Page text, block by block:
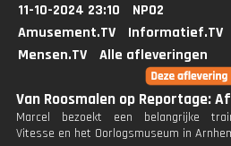
11-10-2024 23:10
NPO2
Amusement.TV
Informatief.TV
Mensen.TV
Alle afleveringen
Van Roosmalen op Reportage:
Marcel bezoekt een belangrijke
Vitesse en het Oorlogsmuseum in